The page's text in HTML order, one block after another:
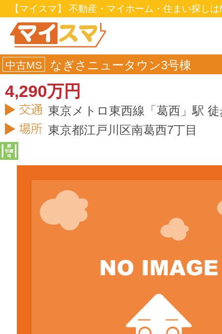
【マイスマ】 不動産・マイホーム・住まい探し
中古MS なぎさニュータウン3号棟
4,290万円
東京メトロ東西線「葛西」駅
東京都江戸川区南葛西7丁目